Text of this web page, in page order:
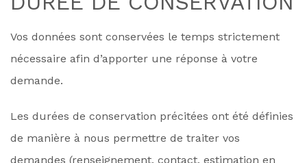
Vos données sont conservées le temps strictement
nécessaire afin d’apporter une réponse à votre
demande.
Les durées de conservation précitées ont été définies
de manière à nous permettre de traiter vos
demandes (renseignement, contact, estimation en